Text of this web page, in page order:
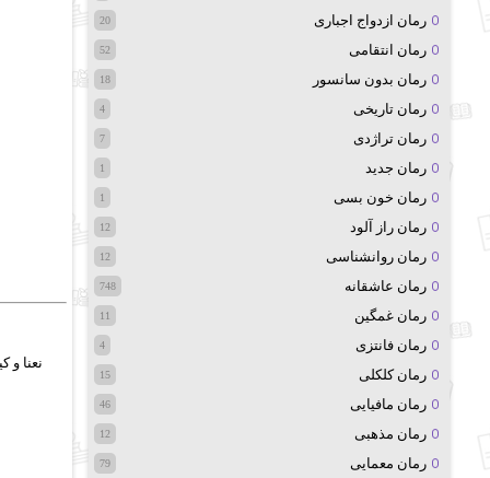
نعنا
رمان ازدواج اجباری 20
رمان انتقامی 52
رمان بدون سانسور 18
رمان تاریخی 4
رمان تراژدی 7
رمان جدید 1
رمان خون بسی 1
رمان راز آلود 12
رمان روانشناسی 12
رمان عاشقانه 748
رمان غمگین 11
رمان فانتزی 4
رمان کلکلی 15
رمان مافیایی 46
رمان مذهبی 12
رمان معمایی 79